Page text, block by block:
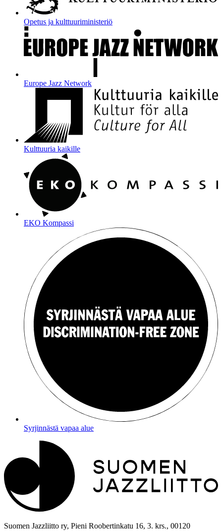
Opetus ja kulttuuriministeriö
Europe Jazz Network
Kulttuuria kaikille
EKO Kompassi
Syrjinnästä vapaa alue
Suomen Jazzliitto ry, Pieni Roobertinkatu 16, 3. krs., 00120